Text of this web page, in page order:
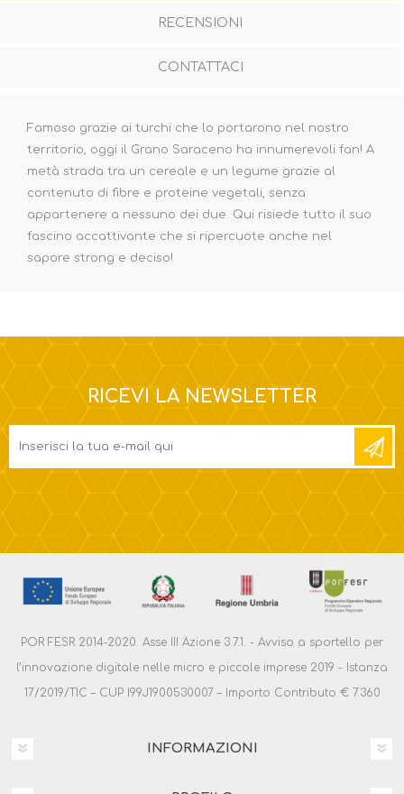
RECENSIONI
CONTATTACI
Famoso grazie ai turchi che lo portarono nel nostro
territorio, oggi il Grano Saraceno ha innumerevoli fan! A
metà strada tra un cereale e un legume grazie al
contenuto di fibre e proteine vegetali, senza
appartenere a nessuno dei due. Qui risiede tutto il suo
fascino accattivante che si ripercuote anche nel
sapore strong e deciso!
RICEVI LA NEWSLETTER
POR FESR 2014-2020. Asse III Azione 3.7.1. - Avviso a sportello per
l’innovazione digitale nelle micro e piccole imprese 2019 - Istanza
17/2019/TIC – CUP I99J1900530007 – Importo Contributo € 7.360
INFORMAZIONI